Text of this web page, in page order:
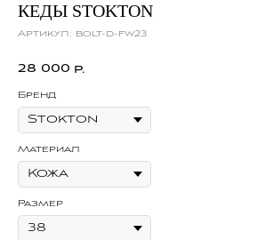
КЕДЫ STOKTON
Артикул: bolt-d-fw23
28 000 р.
Бренд
Материал
Размер